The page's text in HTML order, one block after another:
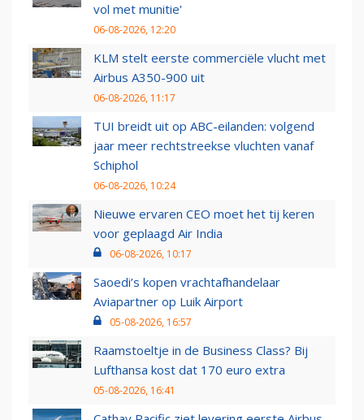
vol met munitie'
06-08-2026, 12:20
KLM stelt eerste commerciële vlucht met
Airbus A350-900 uit
06-08-2026, 11:17
TUI breidt uit op ABC-eilanden: volgend
jaar meer rechtstreekse vluchten vanaf
Schiphol
06-08-2026, 10:24
Nieuwe ervaren CEO moet het tij keren
voor geplaagd Air India
06-08-2026, 10:17
Saoedi’s kopen vrachtafhandelaar
Aviapartner op Luik Airport
05-08-2026, 16:57
Raamstoeltje in de Business Class? Bij
Lufthansa kost dat 170 euro extra
05-08-2026, 16:41